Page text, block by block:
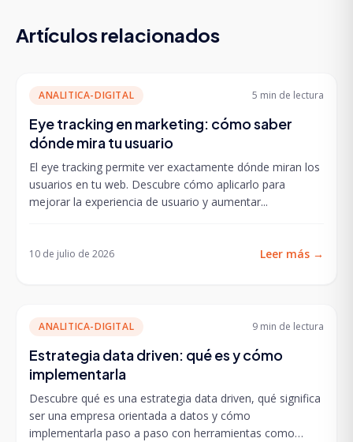
Artículos relacionados
ANALITICA-DIGITAL 5 min de lectura
Eye tracking en marketing: cómo saber
dónde mira tu usuario
El eye tracking permite ver exactamente dónde miran los
usuarios en tu web. Descubre cómo aplicarlo para
mejorar la experiencia de usuario y aumentar...
10 de julio de 2026 Leer más →
ANALITICA-DIGITAL 9 min de lectura
Estrategia data driven: qué es y cómo
implementarla
Descubre qué es una estrategia data driven, qué significa
ser una empresa orientada a datos y cómo
implementarla paso a paso con herramientas como